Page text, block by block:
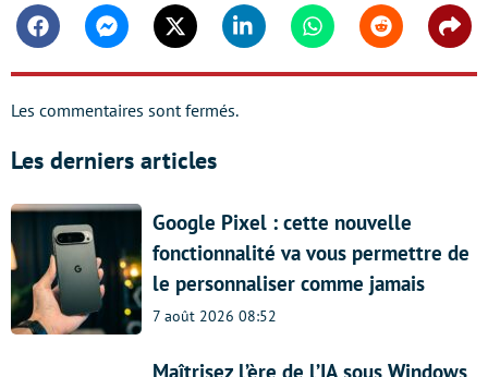
FacebookMessengerTwitter Linkedin WhatsappReddit
Les commentaires sont fermés.
Les derniers articles
Google Pixel : cette nouvelle
fonctionnalité va vous permettre de
le personnaliser comme jamais
7 août 2026 08:52
Maîtrisez l’ère de l’IA sous Windows